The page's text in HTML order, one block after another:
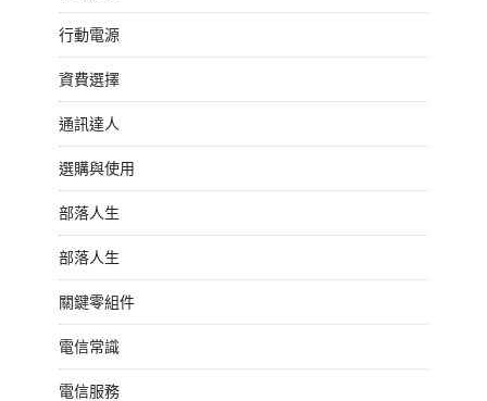
行動電源
資費選擇
通訊達人
選購與使用
部落人生
部落人生
關鍵零組件
電信常識
電信服務